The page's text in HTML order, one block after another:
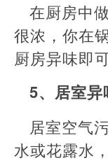
在厨房中
很浓，你在
厨房异味即
5、居室异
居室空气
水或花露水